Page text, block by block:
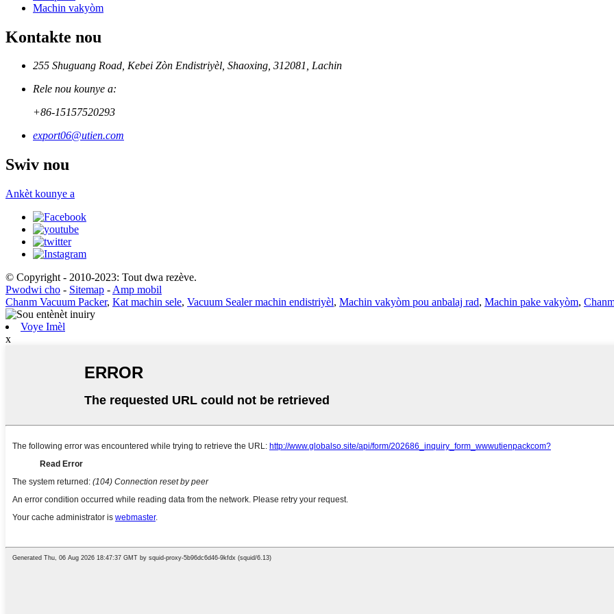
Machin vakyòm
Kontakte nou
255 Shuguang Road, Kebei Zòn Endistriyèl, Shaoxing, 312081, Lachin
Rele nou kounye a:
+86-15157520293
export06@utien.com
Swiv nou
Ankèt kounye a
© Copyright - 2010-2023: Tout dwa rezève.
Pwodwi cho - Sitemap - Amp mobil
Chanm Vacuum Packer, Kat machin sele, Vacuum Sealer machin endistriyèl, Machin vakyòm pou anbalaj rad, Machin pake vakyòm,
Voye Imèl
x